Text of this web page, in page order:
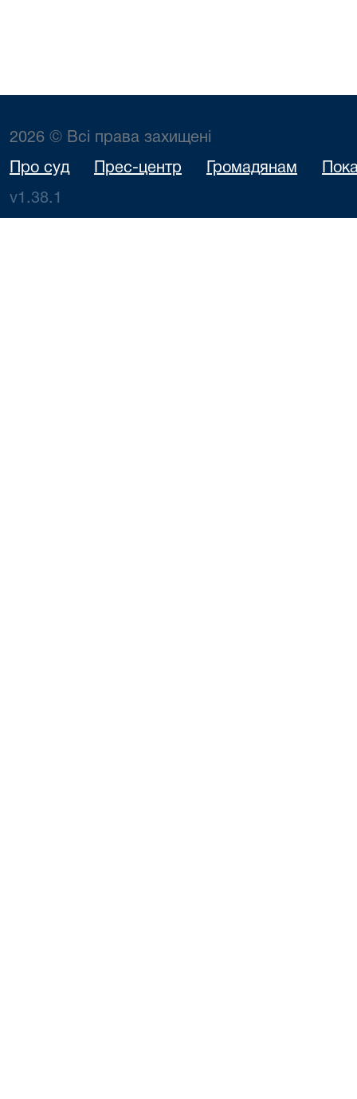
2026 © Всі права захищені
Про суд Прес-центр Громадянам
v1.38.1